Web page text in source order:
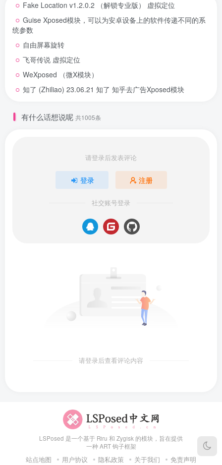
Fake Location v1.2.0.2 （解锁专业版） 虚拟定位
Guise Xposed模块，可以为安卓设备上的软件传递不同的系
统参数
自由屏幕旋转
飞哥传说 虚拟定位
WeXposed （微X模块）
知了 (Zhiliao) 23.06.21 知了 知乎去广告Xposed模块
有什么话想说呢 共1005条
请登录后发表评论
登录 注册
社交账号登录
请登录后查看评论内容
LSPosed 是一个基于 Riru 和 Zygisk 的模块，旨在提供
一种 ART 钩子框架
站点地图 用户协议 隐私政策 关于我们 免责声明